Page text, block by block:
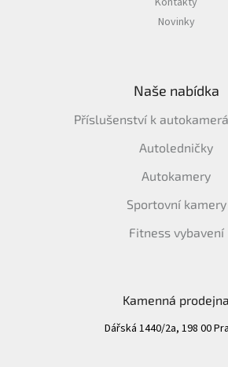
Novinky
Naše nabídka
Příslušenství k
Autoledničky
Autokamery
Sportovní kamery
Fitness vybavení
Kamenná prodejna
Dářská 1440/2a, 198 00